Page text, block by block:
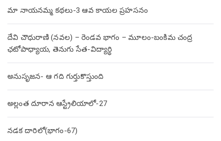
మా నాయనమ్మ కథలు-3 ఆవ కాయల ప్రహసనం
దేవి చౌధురాణి (నవల) – రెండవ భాగం – మూలం-బంకిమ చంద్ర
ఛటోపాధ్యాయ, తెనుగు సేత-విద్యార్థి
అనుసృజన- ఆ గది గుర్తుకొస్తుంది
అల్లంత దూరాన ఆస్ట్రేలియాలో-27
నడక దారిలో(భాగం-67)